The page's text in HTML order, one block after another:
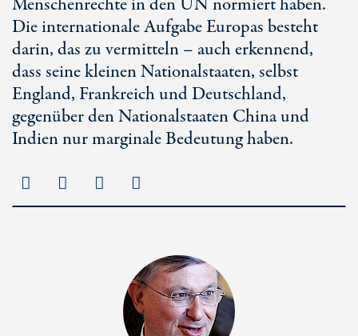
Die internationale Aufgabe Europas besteht
darin, das zu vermitteln – auch erkennend,
dass seine kleinen Nationalstaaten, selbst
England, Frankreich und Deutschland,
gegenüber den Nationalstaaten China und
Indien nur marginale Bedeutung haben.